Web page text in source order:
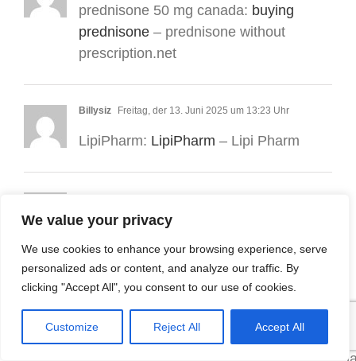
We value your privacy
We use cookies to enhance your browsing experience, serve
personalized ads or content, and analyze our traffic. By
clicking "Accept All", you consent to our use of cookies.
Customize Reject All Accept All
prednisone 50 mg canada: buying
prednisone – prednisone without
prescription.net
Billysiz Freitag, der 13. Juni 2025 um 13:23 Uhr
LipiPharm: LipiPharm – Lipi Pharm
https://prednipharm.com/#
Pharm
Albertozed Freitag, der 13. Juni 2025 um 14:56 Uhr
Online statin therapy without RX